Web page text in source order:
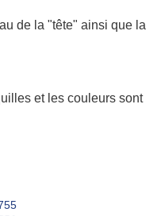
de la "tête" ainsi que la
et les couleurs sont